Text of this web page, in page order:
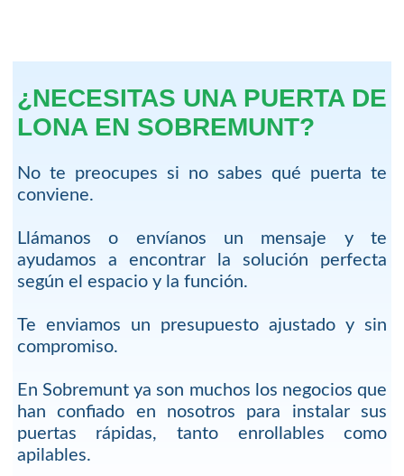
¿NECESITAS UNA PUERTA DE
LONA EN SOBREMUNT?
No te preocupes si no sabes qué puerta te
conviene.
Llámanos o envíanos un mensaje y te
ayudamos a encontrar la solución perfecta
según el espacio y la función.
Te enviamos un presupuesto ajustado y sin
compromiso.
En Sobremunt ya son muchos los negocios que
han confiado en nosotros para instalar sus
puertas rápidas, tanto enrollables como
apilables.